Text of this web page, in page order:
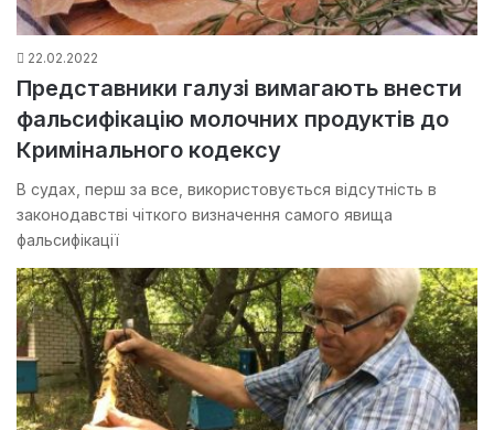
22.02.2022
Представники галузі вимагають внести
фальсифікацію молочних продуктів до
Кримінального кодексу
В судах, перш за все, використовується відсутність в
законодавстві чіткого визначення самого явища
фальсифікації